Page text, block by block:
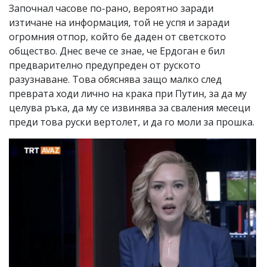
Започнал часове по-рано, вероятно заради
изтичане на информация, той не успя и заради
огромния отпор, който бе даден от светското
общество. Днес вече се знае, че Ердоган е бил
предварително предупреден от руското
разузнаване. Това обяснява защо малко след
преврата ходи лично на крака при Путин, за да му
целува ръка, да му се извинява за сваления месеци
преди това руски вертолет, и да го моли за прошка.